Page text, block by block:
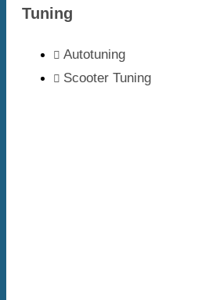
Tuning
Autotuning
Scooter Tuning